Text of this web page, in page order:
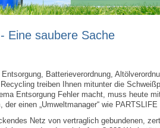
Eine saubere Sache
Batterieverordnung,
treiben Ihnen mitunter die
Entsorgung Fehler macht, muss heute
der einen „Umweltmanager“ wie PARTSLIFE
Netz von vertraglich gebundenen,